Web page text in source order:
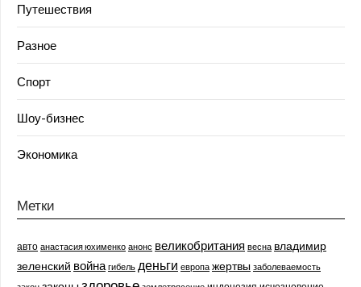
Путешествия
Разное
Спорт
Шоу-бизнес
Экономика
Метки
авто анастасия юхименко анонс великобритания весна владимир
зеленский война гибель деньги европа жертвы заболеваемость